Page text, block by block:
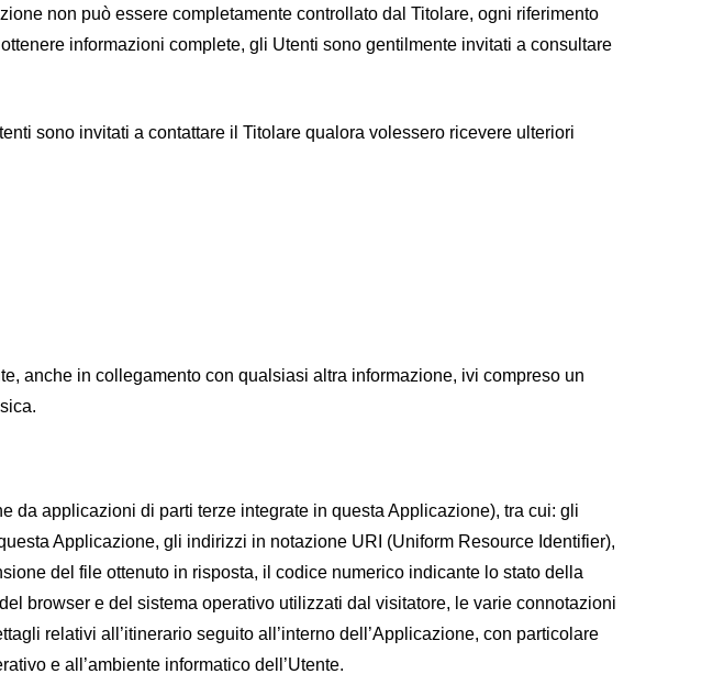
non può essere completamente controllato dal Titolare, ogni riferimento
informazioni complete, gli Utenti sono gentilmente invitati a consultare
sono invitati a contattare il Titolare qualora volessero ricevere ulteriori
anche in collegamento con qualsiasi altra informazione, ivi compreso un
da applicazioni di parti terze integrate in questa Applicazione), tra cui: gli
Applicazione, gli indirizzi in notazione URI (Uniform Resource Identifier),
del file ottenuto in risposta, il codice numerico indicante lo stato della
browser e del sistema operativo utilizzati dal visitatore, le varie connotazioni
relativi all’itinerario seguito all’interno dell’Applicazione, con particolare
e all’ambiente informatico dell’Utente.